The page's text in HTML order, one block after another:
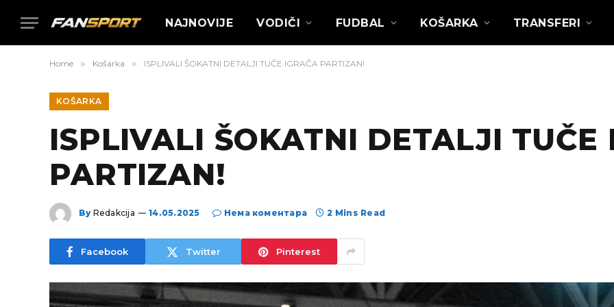
NAJNOVIJE VODIČI FUDBAL KOŠARKA TRANSFERI
Home » Košarka » ISPLIVALI ŠOKATNI DETALJI TUČE IGRAČA PARTIZAN!
KOŠARKA
ISPLIVALI ŠOKATNI DETALJI TUČE
PARTIZAN!
By Redakcija 14.05.2025 Нема коментара 2 Mins Read
Facebook Twitter Pinterest